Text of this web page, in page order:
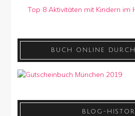
Top 8 Aktivitäten mit Kindern im
BUCH ONLINE
BLOG-